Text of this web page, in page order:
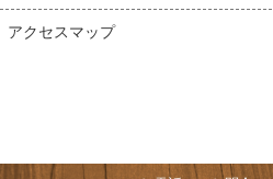
アクセスマップ